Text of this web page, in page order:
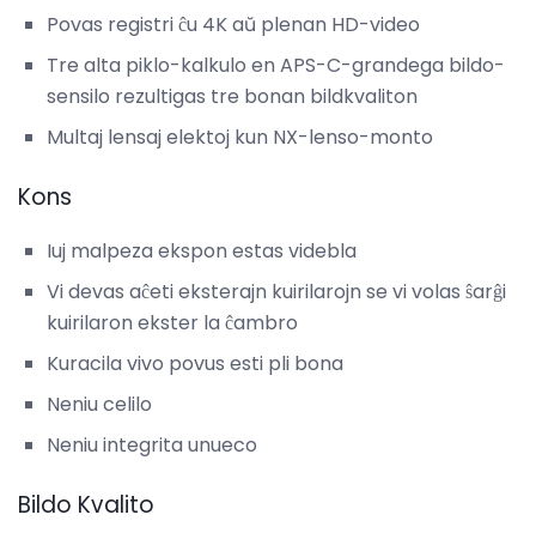
Povas registri ĉu 4K aŭ plenan HD-video
Tre alta piklo-kalkulo en APS-C-grandega bildo-
sensilo rezultigas tre bonan bildkvaliton
Multaj lensaj elektoj kun NX-lenso-monto
Kons
Iuj malpeza ekspon estas videbla
Vi devas aĉeti eksterajn kuirilarojn se vi volas ŝarĝi
kuirilaron ekster la ĉambro
Kuracila vivo povus esti pli bona
Neniu celilo
Neniu integrita unueco
Bildo Kvalito